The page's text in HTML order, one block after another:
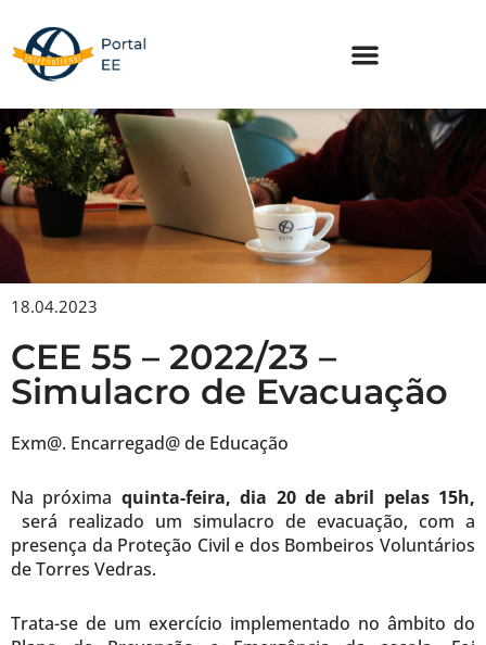
content
18.04.2023
CEE 55 – 2022/23 –
Simulacro de Evacuação
Exm@. Encarregad@ de Educação
Na próxima quinta-feira, dia 20 de abril pelas 15h,
será realizado um simulacro de evacuação, com a
presença da Proteção Civil e dos Bombeiros Voluntários
de Torres Vedras.
Trata-se de um exercício implementado no âmbito do